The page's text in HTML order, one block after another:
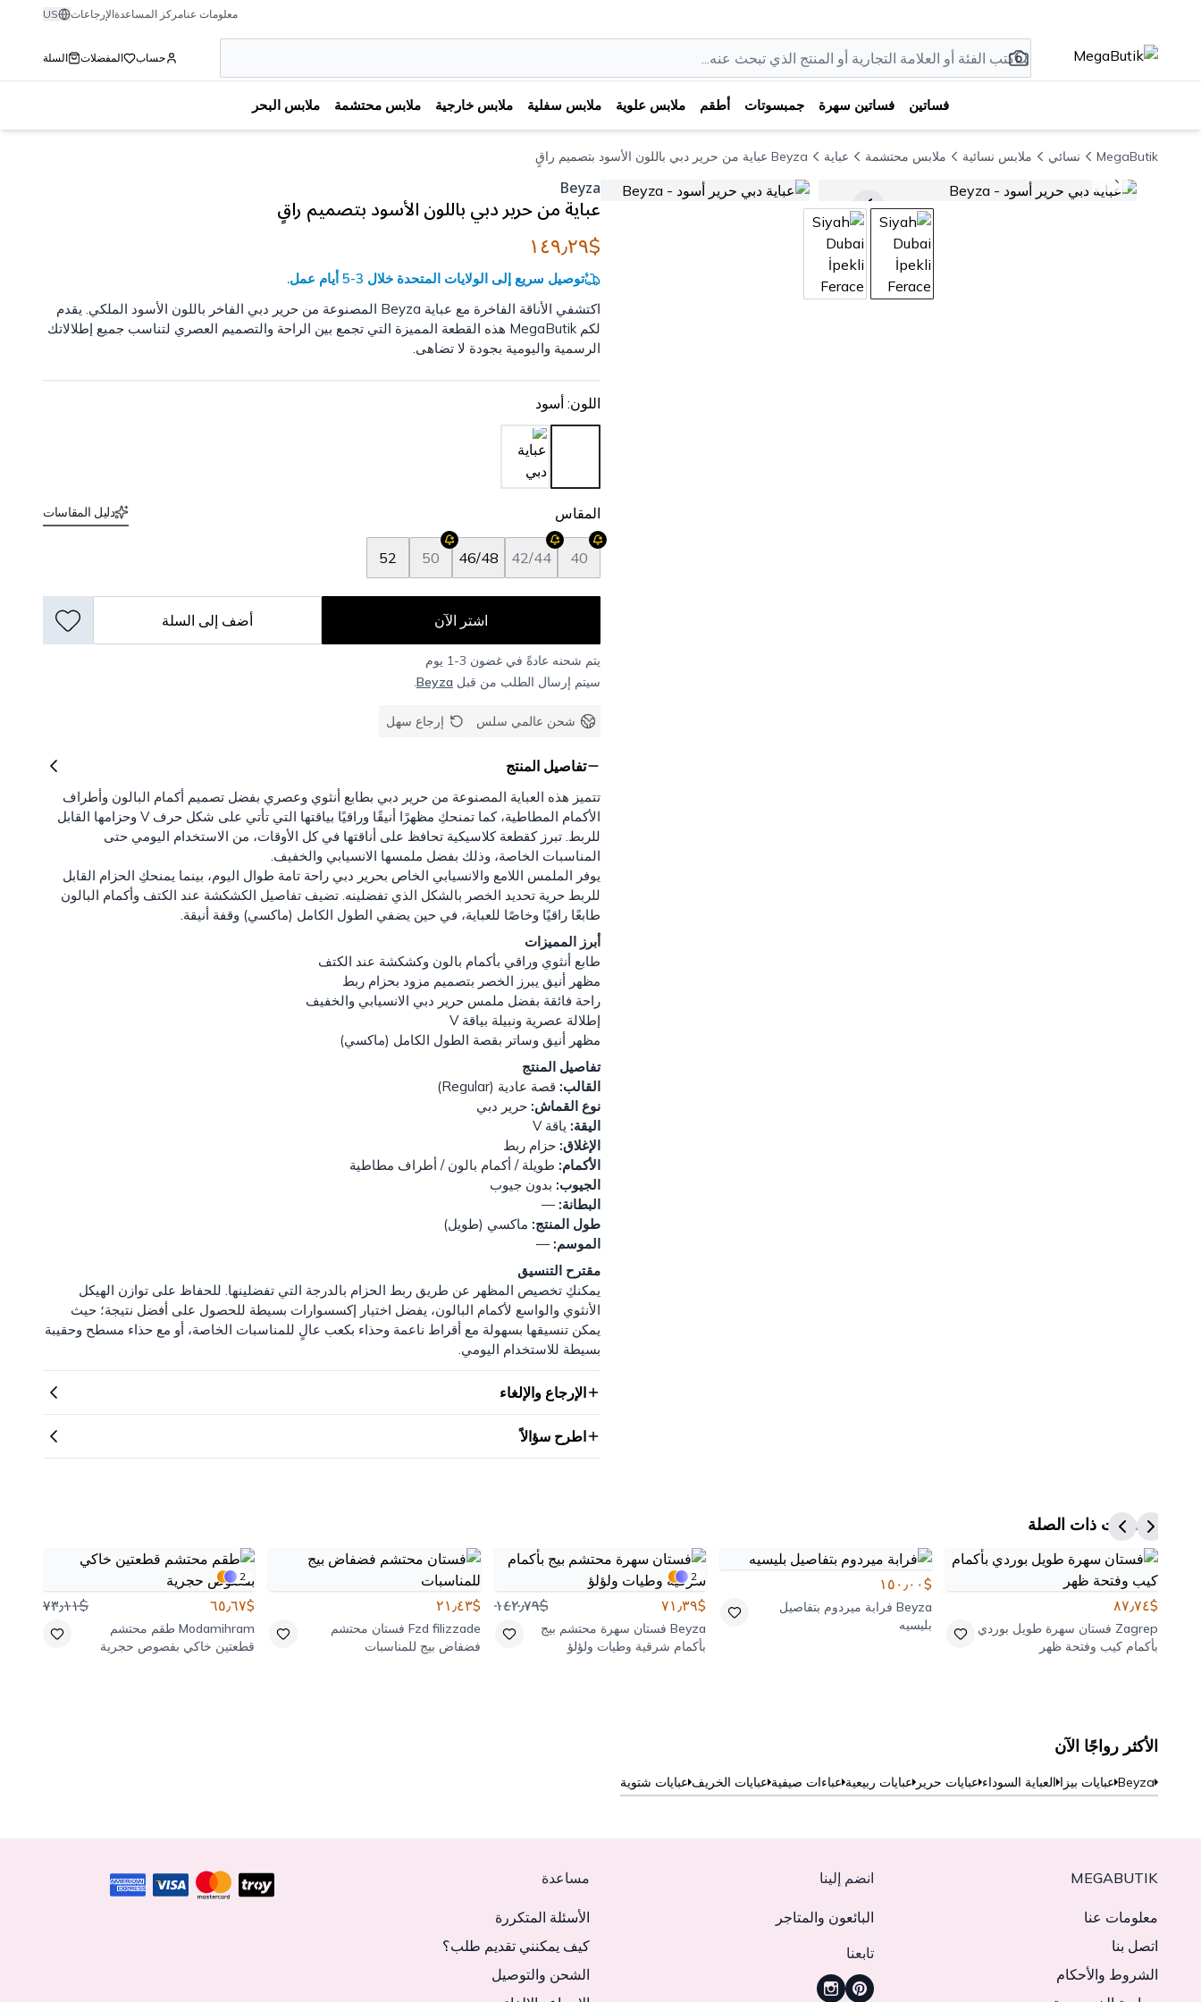
معلومات عنامركز المساعدةالإرجاعات US
حساب المفضلات السلة
فساتين فساتين سهرة جمبسوتات أطقم ملابس علوية ملابس سفلية ملابس خارجية ملابس محتشمة ملابس البحر
MegaButik نسائي ملابس نسائية ملابس محتشمة عباية Beyza عباية من حرير دبي باللون الأسود بتصميم راقٍ
Beyza
عباية من حرير دبي باللون الأسود بتصميم راقٍ
$١٤٩٫٢٩
توصيل سريع إلى الولايات المتحدة خلال 3-5 أيام عمل.
اكتشفي الأناقة الفاخرة مع عباية Beyza المصنوعة من حرير دبي الفاخر باللون الأسود الملكي. يقدم
لكم MegaButik هذه القطعة المميزة التي تجمع بين الراحة والتصميم العصري لتناسب جميع إطلالاتك
الرسمية واليومية بجودة لا تضاهى.
اللون: أسود
المقاس دليل المقاسات
40
42/44
46/48
50
52
اشتر الآن أضف إلى السلة
يتم شحنه عادةً في غضون 3-1 يوم
سيتم إرسال الطلب من قبل Beyza
.
شحن عالمي سلس إرجاع سهل
تفاصيل المنتج
تتميز هذه العباية المصنوعة من حرير دبي بطابع أنثوي وعصري بفضل تصميم أكمام البالون وأطراف
الأكمام المطاطية، كما تمنحكِ مظهرًا أنيقًا وراقيًا بياقتها التي تأتي على شكل حرف V وحزامها القابل
للربط. تبرز كقطعة كلاسيكية تحافظ على أناقتها في كل الأوقات، من الاستخدام اليومي حتى
المناسبات الخاصة، وذلك بفضل ملمسها الانسيابي والخفيف.
يوفر الملمس اللامع والانسيابي الخاص بحرير دبي راحة تامة طوال اليوم، بينما يمنحكِ الحزام القابل
للربط حرية تحديد الخصر بالشكل الذي تفضلينه. تضيف تفاصيل الكشكشة عند الكتف وأكمام البالون
طابعًا راقيًا وخاصًا للعباية، في حين يضفي الطول الكامل (ماكسي) وقفة أنيقة.
أبرز المميزات
طابع أنثوي وراقي بأكمام بالون وكشكشة عند الكتف
مظهر أنيق يبرز الخصر بتصميم مزود بحزام ربط
راحة فائقة بفضل ملمس حرير دبي الانسيابي والخفيف
إطلالة عصرية ونبيلة بياقة V
مظهر أنيق وساتر بقصة الطول الكامل (ماكسي)
تفاصيل المنتج
القالب: قصة عادية (Regular)
نوع القماش: حرير دبي
اليقة: ياقة V
الإغلاق: حزام ربط
الأكمام: طويلة / أكمام بالون / أطراف مطاطية
الجيوب: بدون جيوب
البطانة: —
طول المنتج: ماكسي (طويل)
الموسم: —
مقترح التنسيق
يمكنكِ تخصيص المظهر عن طريق ربط الحزام بالدرجة التي تفضلينها. للحفاظ على توازن الهيكل
الأنثوي والواسع لأكمام البالون، يفضل اختيار إكسسوارات بسيطة للحصول على أفضل نتيجة؛ حيث
يمكن تنسيقها بسهولة مع أقراط ناعمة وحذاء بكعب عالٍ للمناسبات الخاصة، أو مع حذاء مسطح وحقيبة
بسيطة للاستخدام اليومي.
الإرجاع والإلغاء
اطرح سؤالاً
المنتجات ذات الصلة
$٨٧٫٧٤
Zagrep فستان سهرة طويل بوردي
بأكمام كيب وفتحة ظهر
$١٥٠٫٠٠
Beyza فرابة ميردوم بتفاصيل
بليسيه
2
$٧١٫٣٩ $١٤٢٫٧٩
Beyza فستان سهرة محتشم بيج
بأكمام شرقية وطيات ولؤلؤ
$٢١٫٤٣
Fzd filizzade فستان محتشم
فضفاض بيج للمناسبات
2
$٦٥٫٦٧ $٧٣٫١١
Modamihram طقم محتشم
قطعتين خاكي بفصوص حجرية
الأكثر رواجًا الآن
Beyza عبايات بيزا العباية السوداء عبايات حرير عبايات ربيعية عباءات صيفية عبايات الخريف عبايات شتوية
MEGABUTIK
معلومات عنا
اتصل بنا
الشروط والأحكام
انضم إلينا
البائعون والمتاجر
تابعنا
مساعدة
الأسئلة المتكررة
كيف يمكنني تقديم طلب؟
الشحن والتوصيل